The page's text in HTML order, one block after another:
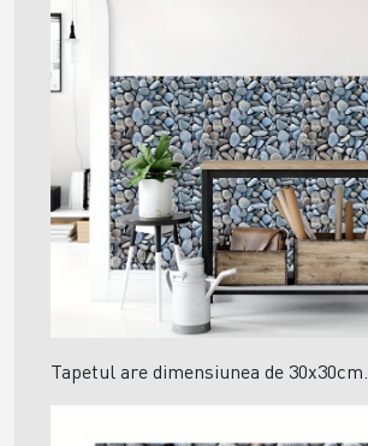
Tapetul are dimensiunea de 30x30cm.